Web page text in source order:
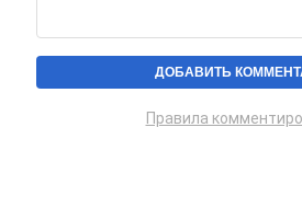
Правила